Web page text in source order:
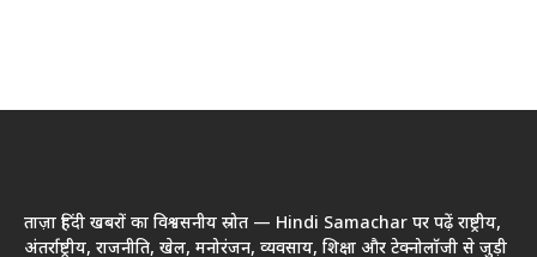
ताज़ा हिंदी खबरों का विश्वसनीय स्रोत — Hindi Samachar पर पढ़ें राष्ट्रीय,
अंतर्राष्ट्रीय, राजनीति, खेल, मनोरंजन, व्यवसाय, शिक्षा और टेक्नोलॉजी से जुड़ी